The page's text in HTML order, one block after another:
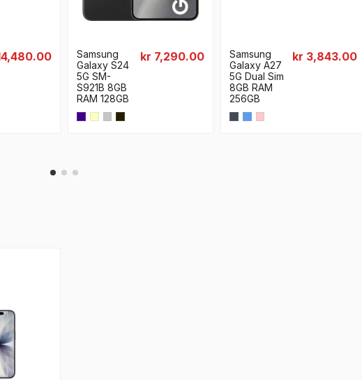
Samsung
Galaxy S24
5G SM-
S921B 8GB
RAM 128GB
kr 7,290.00
Samsung
Galaxy A27
5G Dual Sim
8GB RAM
256GB
kr 3,843.00